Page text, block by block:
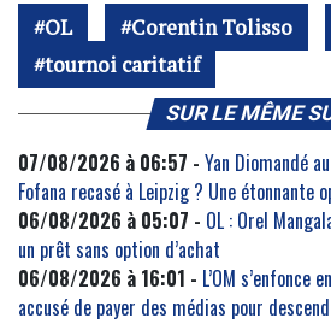
OL Corentin Tolisso
tournoi caritatif
SUR LE MÊME
07/08/2026 à 06:57 - Yan Diomandé
Fofana recasé à Leipzig ? Une étonnante
06/08/2026 à 05:07 - OL : Orel
un prêt sans option d’achat
06/08/2026 à 16:01 - L’OM s’enfonce
accusé de payer des médias pour